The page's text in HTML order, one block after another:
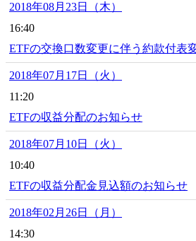
2018年08月23日（木）
16:40
ETFの交換口数変更に伴う約款付表
2018年07月17日（火）
11:20
ETFの収益分配のお知らせ
2018年07月10日（火）
10:40
ETFの収益分配金見込額のお知らせ
2018年02月26日（月）
14:30